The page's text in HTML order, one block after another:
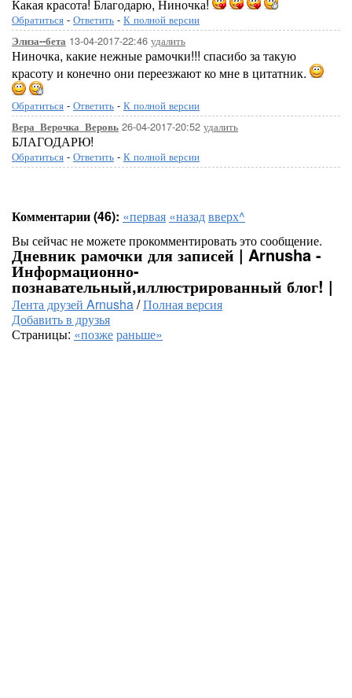
Какая красота! Благодарю, Ниночка!
Обратиться - Ответить - К полной версии
Элиза--бета 13-04-2017-22:46 удалить
Ниночка, какие нежные рамочки!!! спасибо за такую
красоту и конечно они переезжают ко мне в цитатник.
Обратиться - Ответить - К полной версии
Вера_Верочка_Веровь 26-04-2017-20:52 удалить
БЛАГОДАРЮ!
Обратиться - Ответить - К полной версии
Комментарии (46): «первая «назадвверх^
Вы сейчас не можете прокомментировать это сообщение.
Дневник рамочки для записей | Arnusha -
Информационно-
познавательный,иллюстрированный блог! |
Лента друзей Arnusha/Полная версия
Добавить в друзья
Страницы: «позжераньше»